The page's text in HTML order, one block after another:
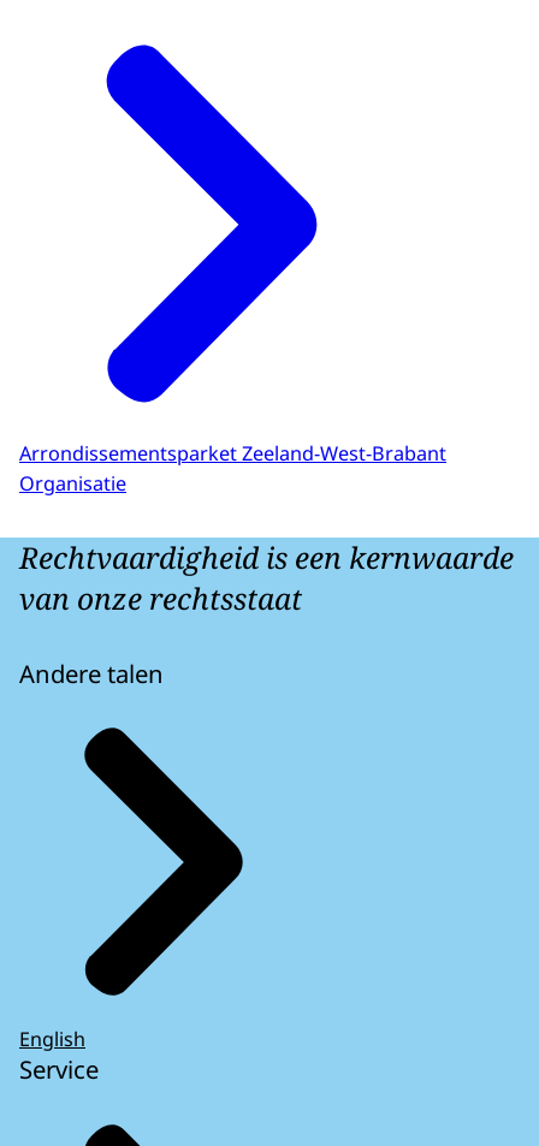
Arrondissementsparket Zeeland-West-Brabant
Organisatie
Rechtvaardigheid is een kernwaarde
van onze rechtsstaat
Andere talen
English
Service